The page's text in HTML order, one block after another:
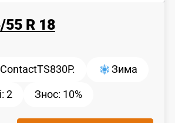
/55 R 18
Зима
2 Знос: 10%